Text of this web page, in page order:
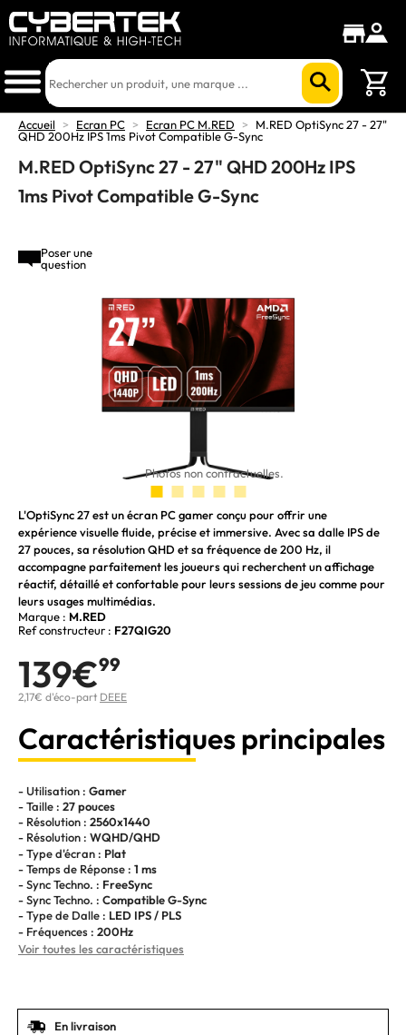
Accueil > Ecran PC > Ecran PC M.RED >
M.RED OptiSync 27 - 27"
QHD 200Hz IPS 1ms Pivot Compatible G-Sync
M.RED OptiSync 27 - 27" QHD 200Hz IPS
1ms Pivot Compatible G-Sync
Poser une
question
Photos non contractuelles.
L'OptiSync 27 est un écran PC gamer conçu pour offrir une
expérience visuelle fluide, précise et immersive. Avec sa dalle IPS de
27 pouces, sa résolution QHD et sa fréquence de 200 Hz, il
accompagne parfaitement les joueurs qui recherchent un affichage
réactif, détaillé et confortable pour leurs sessions de jeu comme pour
leurs usages multimédias.
Marque : M.RED
Ref constructeur : F27QIG20
139€99
2,17€ d'éco-part DEEE
Caractéristiques principales
- Utilisation : Gamer
- Taille : 27 pouces
- Résolution : 2560x1440
- Résolution : WQHD/QHD
- Type d'écran : Plat
- Temps de Réponse : 1 ms
- Sync Techno. : FreeSync
- Sync Techno. : Compatible G-Sync
- Type de Dalle : LED IPS / PLS
- Fréquences : 200Hz
Voir toutes les caractéristiques
En livraison